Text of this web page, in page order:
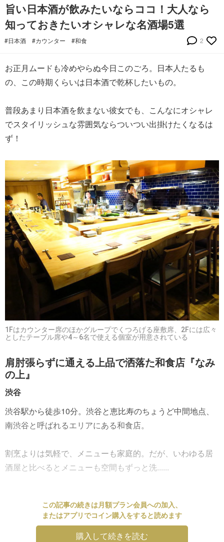
旨い日本酒が飲みたいならココ！大人なら
知っておきたいオシャレな名酒場5選
#日本酒 #カウンター #和食 2
お正月ムードも冷めやらぬ今日このごろ。日本人たるも
の、この時期くらいは日本酒で乾杯したいもの。
普段あまり日本酒を飲まない彼女でも、こんなにオシャレ
でスタイリッシュな雰囲気ならついつい出掛けたくなるは
ず！
1Fはカウンター席のほかグループでくつろげる座敷席、2Fには広々
としたテーブル席や4～6名で使える個室が用意されている
肩肘張らずに通える上品で洒落た和食店『なみ
の上』
渋谷
渋谷駅から徒歩10分。渋谷と恵比寿のちょうど中間地点、
南渋谷と呼ばれるエリアにある和食店。
割烹よりは気軽で、メニューも家庭的。だが、いわゆる居
酒屋と比べるとメニューも空間もずっと洗......
この記事の続きは月額プラン会員への加入、
またはアプリでコイン購入をすると読めます
購入して続きを読む